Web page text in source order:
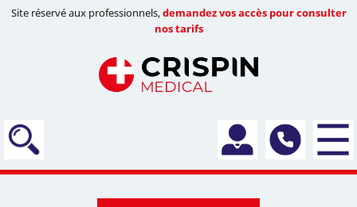
Site réservé aux professionnels,demandez vos accès pour consulter
nos tarifs